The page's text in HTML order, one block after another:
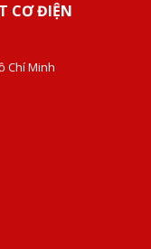
CƠ ĐIỆN
Chí Minh